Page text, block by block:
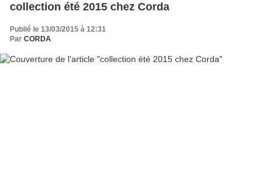
collection été 2015 chez Corda
Publié le 13/03/2015 à 12:31
Par CORDA